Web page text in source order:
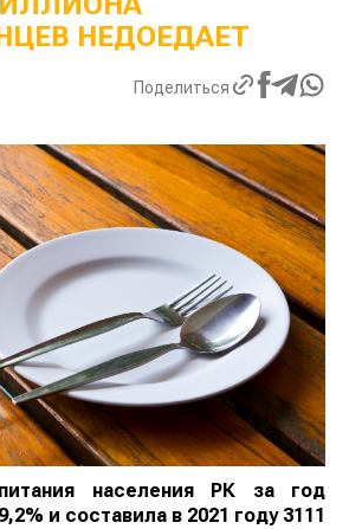
НЕДОЕДАЕТ
Поделиться
населения РК за год
и составила в 2021 году 3111